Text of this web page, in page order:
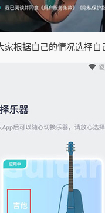
家根据自己的情况选择自